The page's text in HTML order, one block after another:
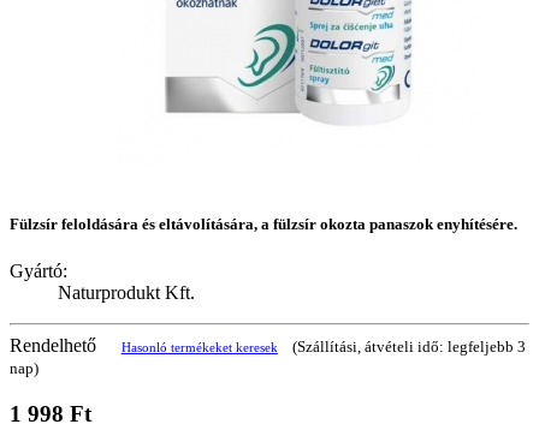
Fülzsír feloldására és eltávolítására, a fülzsír okozta panaszok enyhítésére.
Gyártó:
Naturprodukt Kft.
Rendelhető Hasonló termékeket keresek
(Szállítási, átvételi idő: legfeljebb 3
nap)
1 998 Ft